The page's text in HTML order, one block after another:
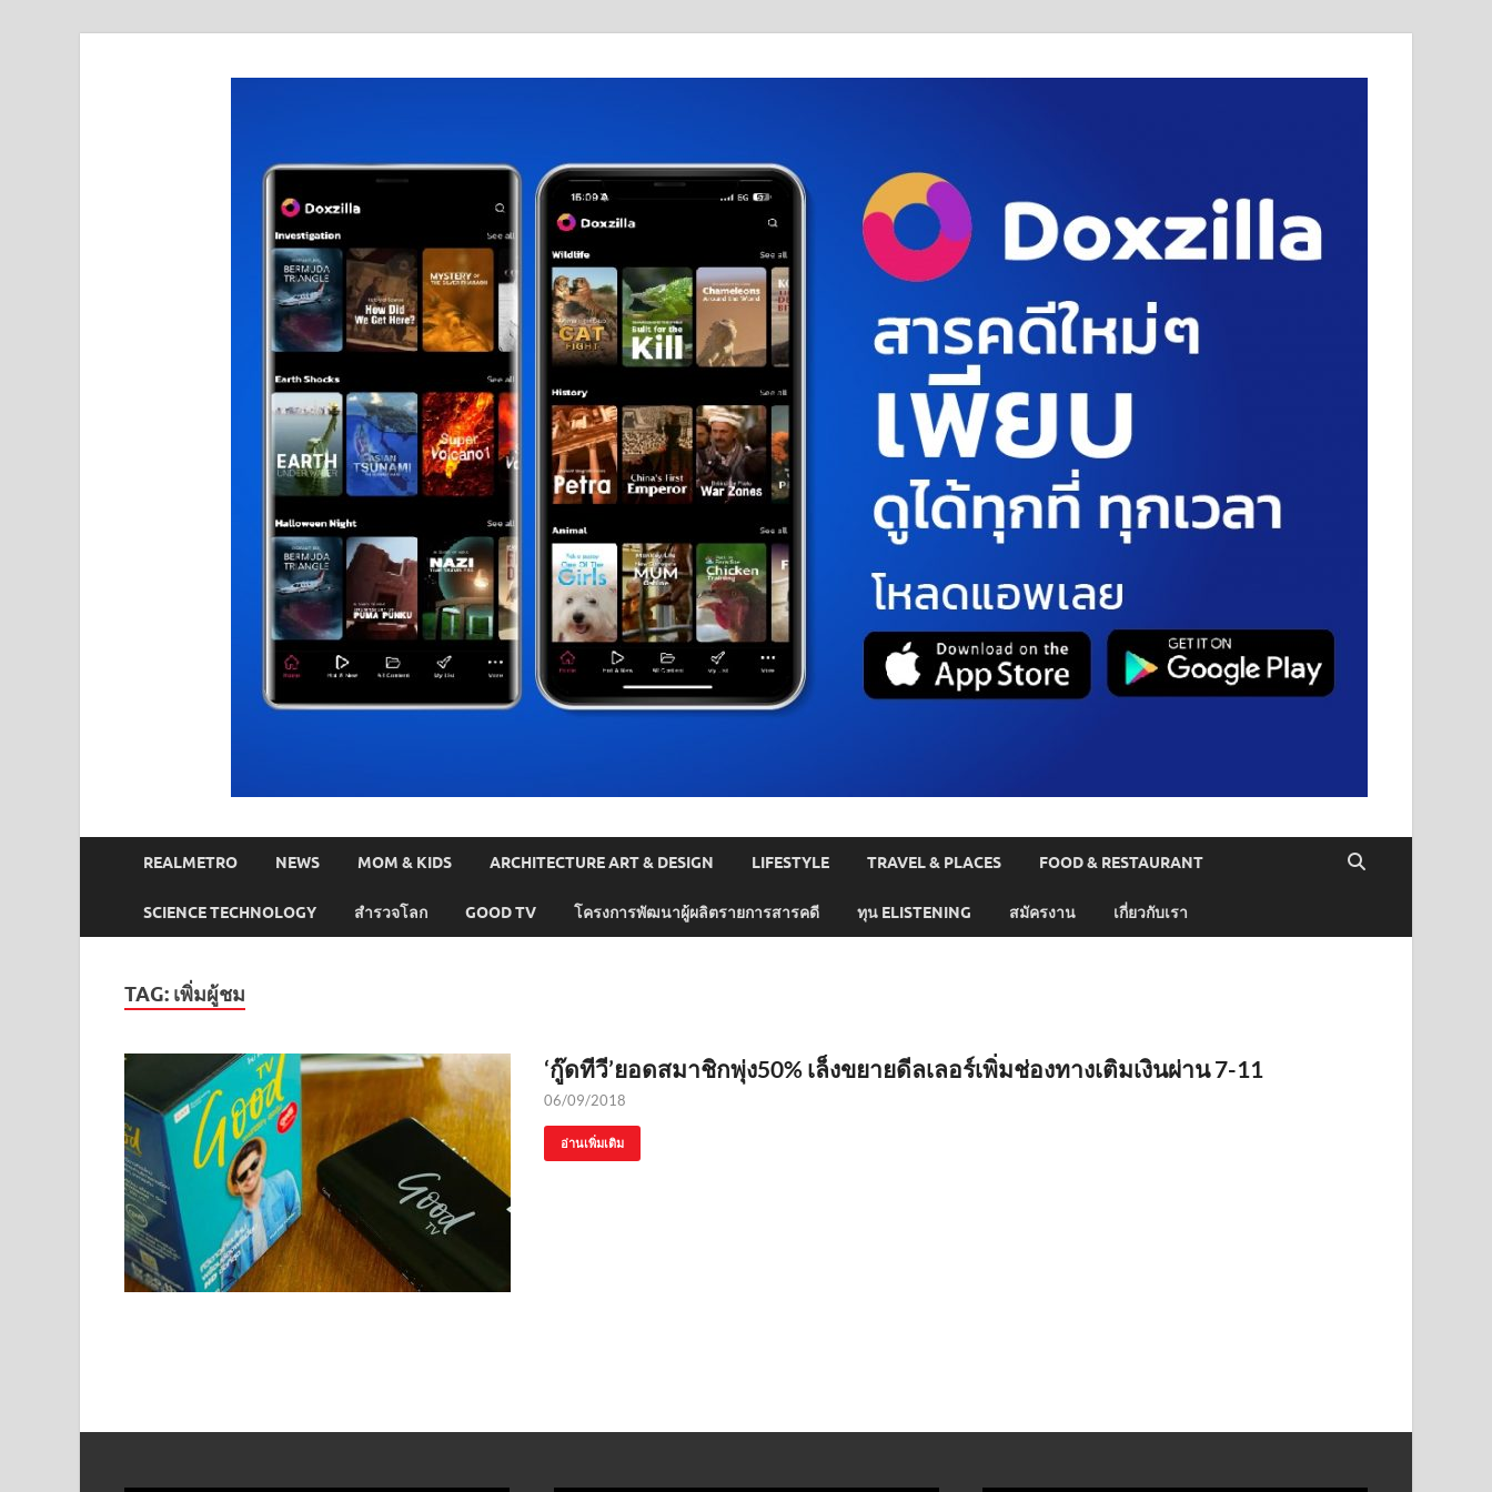
REALMETRO NEWS MOM & KIDS ARCHITECTURE ART & DESIGN LIFESTYLE TRAVEL & PLACES FOOD & RESTAURANT
SCIENCE TECHNOLOGY สำรวจโลก GOOD TV โครงการพัฒนาผู้ผลิตรายการสารคดี ทุน ELISTENING สมัครงาน เกี่ยวกับเรา
TAG: เพิ่มผู้ชม
‘กู๊ดทีวี’ยอดสมาชิกพุ่ง50% เล็งขยายดีลเลอร์เพิ่มช่องทางเติมเงินผ่าน 7-11
06/09/2018
อ่านเพิ่มเติม